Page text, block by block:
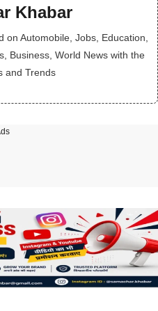
Khabar
on Automobile, Jobs, Education,
Business, World News with the
and Trends